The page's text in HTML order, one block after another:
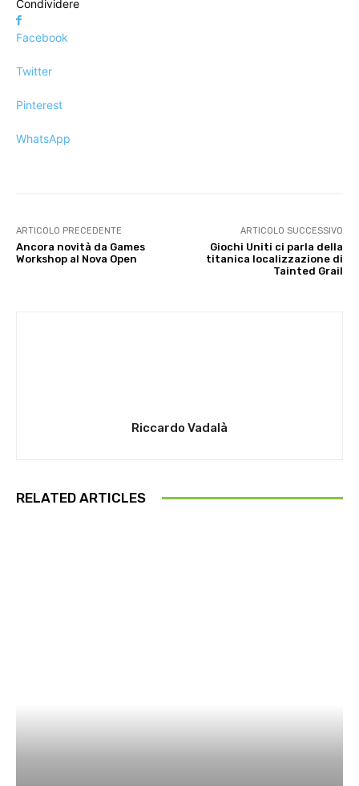
Condividere
Facebook
Twitter
Pinterest
WhatsApp
ARTICOLO PRECEDENTE
Ancora novità da Games
Workshop al Nova Open
ARTICOLO SUCCESSIVO
Giochi Uniti ci parla della
titanica localizzazione di
Tainted Grail
Riccardo Vadalà
RELATED ARTICLES